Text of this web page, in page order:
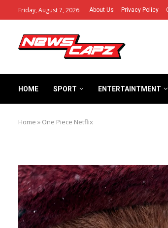
Friday, August 7, 2026 About Us Privacy Policy
HOME SPORT ENTERTAINTMENT
Home » One Piece Netflix